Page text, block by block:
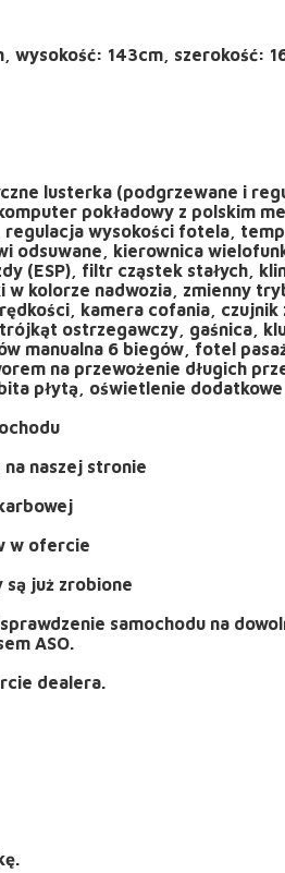
wysokość: 143cm, szerokość:
lusterka (podgrzewane i
pokładowy z polskim
regulacja wysokości fotela,
odsuwane, kierownica
(ESP), filtr cząstek stałych,
kolorze nadwozia, zmienny
kamera cofania,
ostrzegawczy, gaśnica,
manualna 6 biegów, fotel
na przewożenie długich
płytą, oświetlenie
naszej stronie
w ofercie
są już zrobione
samochodu na
ASO.
dealera.